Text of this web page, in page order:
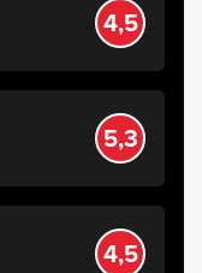
4,5
5,3
4,5